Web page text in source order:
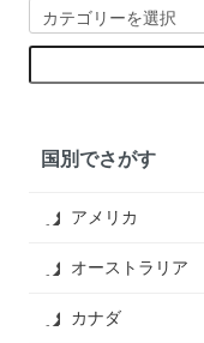
国別でさがす
アメリカ
オーストラリア
カナダ